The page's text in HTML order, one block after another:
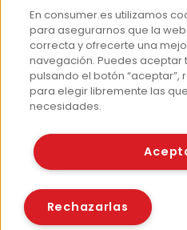
Corpus
©
Políticas de
En consumer.es utilizamos
para asegurarnos que la
correcta y ofrecerte una
navegación. Puedes aceptar
pulsando el botón
para elegir libremente las
necesidades.
Rechazarlas